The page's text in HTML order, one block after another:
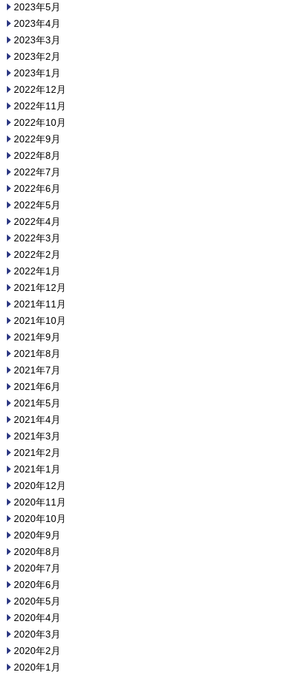
2023年5月
2023年4月
2023年3月
2023年2月
2023年1月
2022年12月
2022年11月
2022年10月
2022年9月
2022年8月
2022年7月
2022年6月
2022年5月
2022年4月
2022年3月
2022年2月
2022年1月
2021年12月
2021年11月
2021年10月
2021年9月
2021年8月
2021年7月
2021年6月
2021年5月
2021年4月
2021年3月
2021年2月
2021年1月
2020年12月
2020年11月
2020年10月
2020年9月
2020年8月
2020年7月
2020年6月
2020年5月
2020年4月
2020年3月
2020年2月
2020年1月